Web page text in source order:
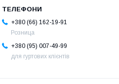
+380 (66) 162-19-91
Розница
+380 (95) 007-49-99
для гуртових клієнтів